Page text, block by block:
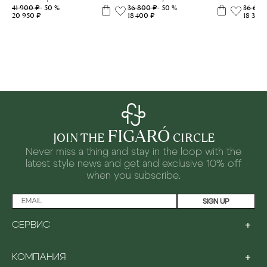
41 900 ₽- 50 %
20 950 ₽
36 800 ₽- 50 %
18 400 ₽
36
18 300
СЕРВИС +
PAYMENT
КОМПАНИЯ +
JOIN THE FIGARÓ CIRCLE
Never miss a thing and stay in the loop with the
latest style news and get and exclusive 10% off
when you subscribe.
SIGN UP